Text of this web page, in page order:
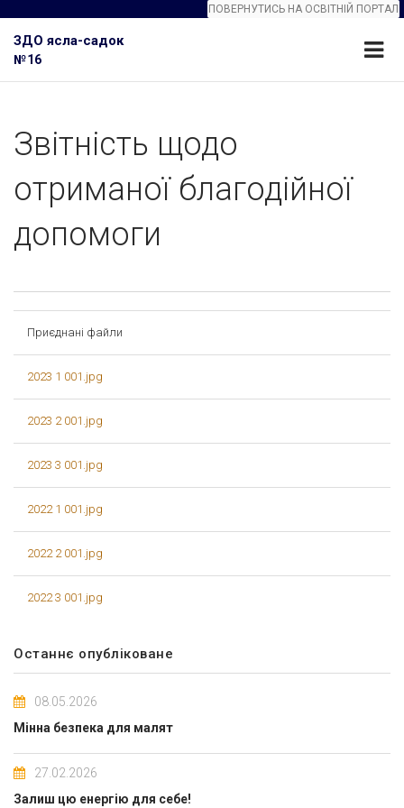
ПОВЕРНУТИСЬ НА ОСВІТНІЙ ПОРТАЛ
ЗДО ясла-садок
№16
Звітність щодо
отриманої благодійної
допомоги
Приєднані файли
2023 1 001.jpg
2023 2 001.jpg
2023 3 001.jpg
2022 1 001.jpg
2022 2 001.jpg
2022 3 001.jpg
Останнє опубліковане
08.05.2026
Мінна безпека для малят
27.02.2026
Залиш цю енергію для себе!